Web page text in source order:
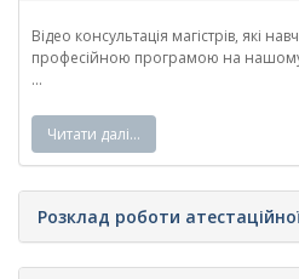
Відео консультація магістрів, які
професійною програмою на
...
Читати далі…
Розклад роботи атестаційної